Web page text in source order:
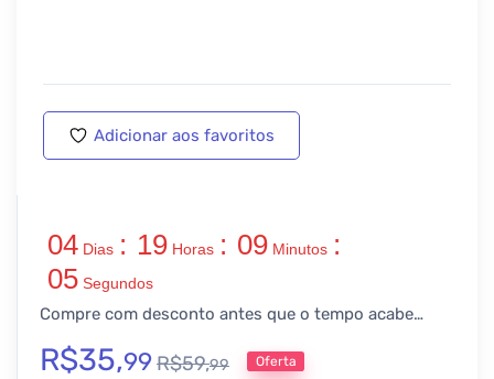
Adicionar aos favoritos
04 Dias : 19 Horas : 09 Minutos :
05 Segundos
Compre com desconto antes que o tempo acabe…
R$35,99R$59,99 Oferta